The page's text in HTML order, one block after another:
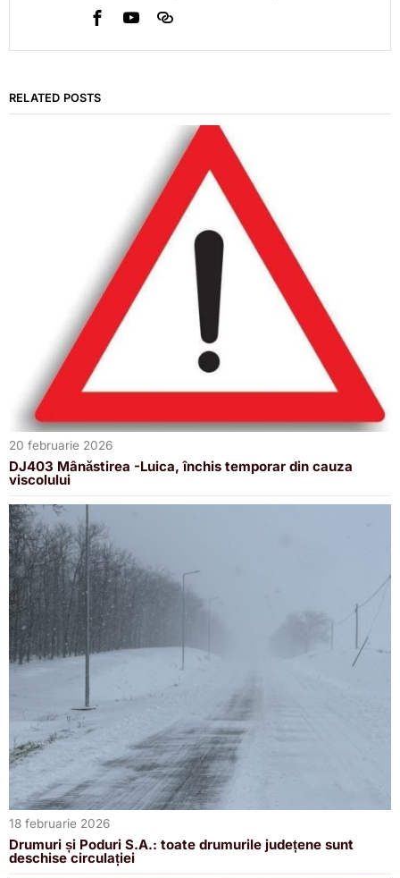
RELATED POSTS
20 februarie 2026
DJ403 Mânăstirea -Luica, închis temporar din cauza
viscolului
18 februarie 2026
Drumuri și Poduri S.A.: toate drumurile județene sunt
deschise circulației